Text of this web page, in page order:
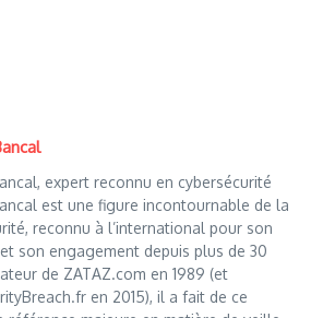
expert reconnu en cybersécurité
est une figure incontournable de la
reconnu à l’international pour son
son engagement depuis plus de 30
de ZATAZ.com en 1989 (et
en 2015), il a fait de ce